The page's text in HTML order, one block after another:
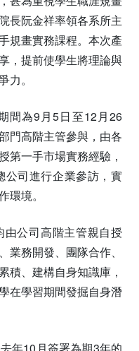
長阮金祥率領各系所主
規畫實務課程。本次產
，提前使學生將理論與
。
間為9月5日至12月26
門高階主管參與，由各
第一手市場實務經驗，
公司進行企業參訪，實
環境。
公司高階主管親自授
務開發、團隊合作、
積、建構自身知識庫，
在學習期間發掘自身潛